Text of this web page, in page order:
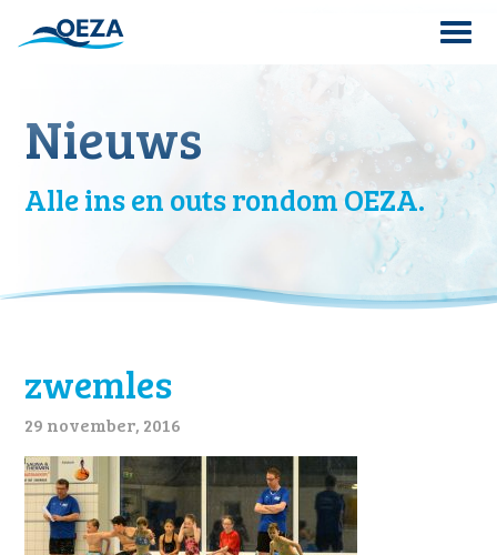
Search
Nieuws
Alle ins en outs rondom OEZA.
zwemles
29 november, 2016